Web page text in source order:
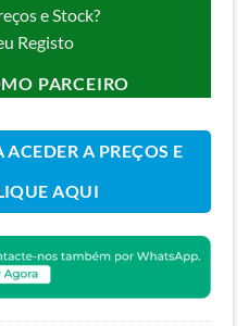
e Stock?
Registo
PARCEIRO
A PREÇOS E
AQUI